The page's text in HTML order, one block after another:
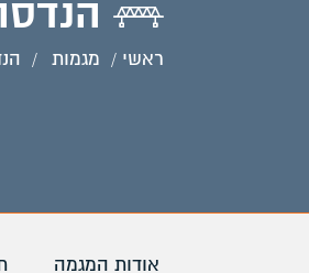
ראשי מגמות
אודות המגמה